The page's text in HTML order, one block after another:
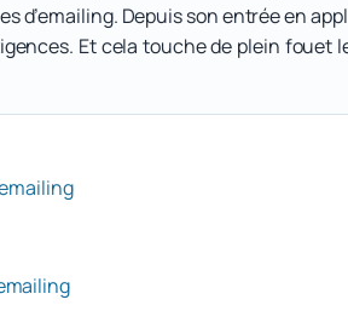
d’emailing. Depuis son entrée en
Et cela touche de plein